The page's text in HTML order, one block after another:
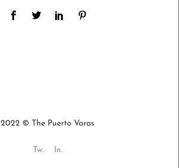
2022 © The Puerto Varas
Tw. In.